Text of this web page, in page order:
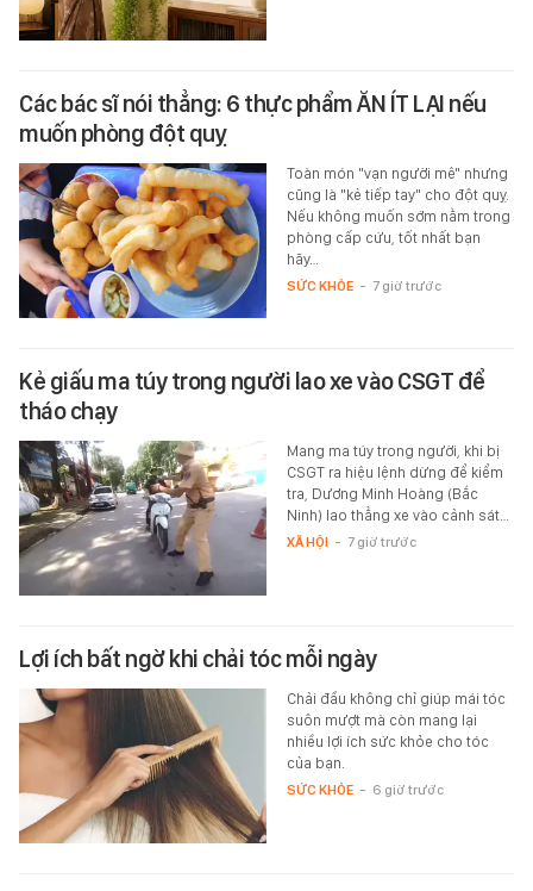
Các bác sĩ nói thẳng: 6 thực phẩm ĂN ÍT LẠI nếu
muốn phòng đột quỵ
Toàn món "vạn người mê" nhưng
cũng là "kẻ tiếp tay" cho đột quỵ.
Nếu không muốn sớm nằm trong
phòng cấp cứu, tốt nhất bạn
hãy…
SỨC KHỎE - 7 giờ trước
Kẻ giấu ma túy trong người lao xe vào CSGT để
tháo chạy
Mang ma túy trong người, khi bị
CSGT ra hiệu lệnh dừng để kiểm
tra, Dương Minh Hoàng (Bắc
Ninh) lao thẳng xe vào cảnh sát…
XÃ HỘI - 7 giờ trước
Lợi ích bất ngờ khi chải tóc mỗi ngày
Chải đầu không chỉ giúp mái tóc
suôn mượt mà còn mang lại
nhiều lợi ích sức khỏe cho tóc
của bạn.
SỨC KHỎE - 6 giờ trước